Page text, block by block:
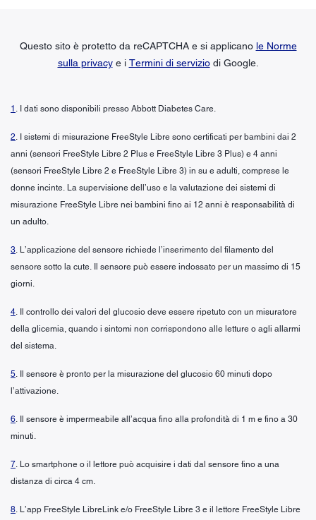
Questo sito è protetto da reCAPTCHA e si applicano le Norme
sulla privacye i Termini di serviziodi Google.
1 . I dati sono disponibili presso Abbott Diabetes Care.
2. I sistemi di misurazione FreeStyle Libre sono certificati per bambini dai 2
anni (sensori FreeStyle Libre 2 Plus e FreeStyle Libre 3 Plus) e 4 anni
(sensori FreeStyle Libre 2 e FreeStyle Libre 3) in su e adulti, comprese le
donne incinte. La supervisione dell’uso e la valutazione dei sistemi di
misurazione FreeStyle Libre nei bambini fino ai 12 anni è responsabilità di
un adulto.
3. L’applicazione del sensore richiede l’inserimento del filamento del
sensore sotto la cute. Il sensore può essere indossato per un massimo di 15
giorni.
4. Il controllo dei valori del glucosio deve essere ripetuto con un misuratore
della glicemia, quando i sintomi non corrispondono alle letture o agli allarmi
del sistema.
5. Il sensore è pronto per la misurazione del glucosio 60 minuti dopo
l’attivazione.
6. Il sensore è impermeabile all’acqua fino alla profondità di 1 m e fino a 30
minuti.
7. Lo smartphone o il lettore può acquisire i dati dal sensore fino a una
distanza di circa 4 cm.
8. L’app FreeStyle LibreLink e/o FreeStyle Libre 3 e il lettore FreeStyle Libre